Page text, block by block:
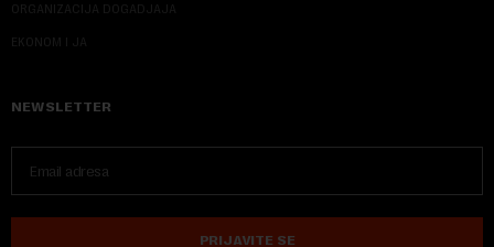
ORGANIZACIJA DOGADJAJA
EKONOM I JA
NEWSLETTER
PRIJAVITE SE